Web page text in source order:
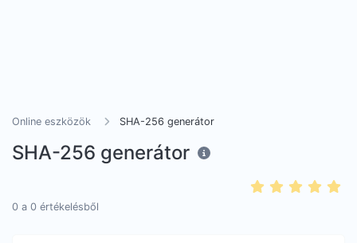
Online eszközök SHA-256 generátor
SHA-256 generátor
0 a 0 értékelésből